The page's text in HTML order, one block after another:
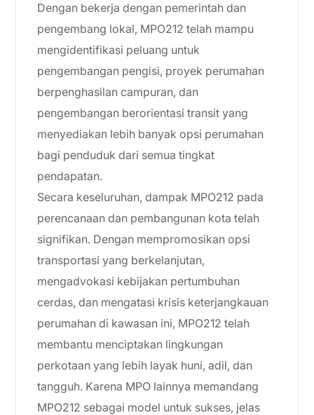
Dengan bekerja dengan pemerintah dan
pengembang lokal, MPO212 telah mampu
mengidentifikasi peluang untuk
pengembangan pengisi, proyek perumahan
berpenghasilan campuran, dan
pengembangan berorientasi transit yang
menyediakan lebih banyak opsi perumahan
bagi penduduk dari semua tingkat
pendapatan.
Secara keseluruhan, dampak MPO212 pada
perencanaan dan pembangunan kota telah
signifikan. Dengan mempromosikan opsi
transportasi yang berkelanjutan,
mengadvokasi kebijakan pertumbuhan
cerdas, dan mengatasi krisis keterjangkauan
perumahan di kawasan ini, MPO212 telah
membantu menciptakan lingkungan
perkotaan yang lebih layak huni, adil, dan
tangguh. Karena MPO lainnya memandang
MPO212 sebagai model untuk sukses, jelas